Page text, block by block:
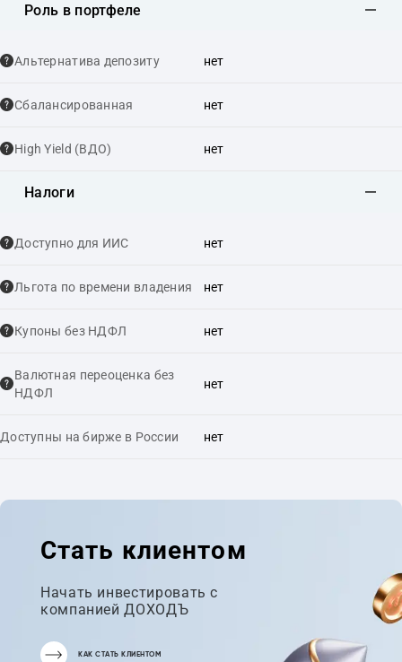
Роль в портфеле
Альтернатива депозиту нет
Сбалансированная нет
High Yield (ВДО) нет
Налоги
Доступно для ИИС нет
Льгота по времени владения нет
Купоны без НДФЛ нет
Валютная переоценка без
НДФЛ
нет
Доступны на бирже в России нет
Стать клиентом
Начать инвестировать с
компанией ДОХОДЪ
КАК СТАТЬ КЛИЕНТОМ